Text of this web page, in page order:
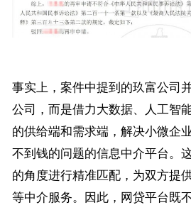
事实上，案件中提到的玖富公司
公司，而是借力大数据、人工智
的供给端和需求端，解决小微企
不到钱的问题的信息中介平台。
的角度进行精准匹配，为双方提
等中介服务。因此，网贷平台既